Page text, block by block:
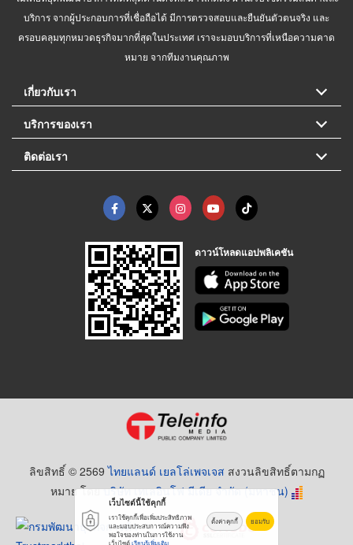
บริการ จากผู้ประกอบการที่เชื่อถือได้ มีการตรวจสอบและยืนยันตัวตนจริง และ
ครอบคลุมทุกหมวดธุรกิจมากที่สุดในประเทศ เราจะมอบบริการที่เหนือความคาด
หมาย จากทีมงานคุณภาพ
เกี่ยวกับเรา
บริการของเรา
ติดต่อเรา
ดาวน์โหลดแอปพลิเคชัน
ลิขสิทธิ์ © 2569ไทยแลนด์ เยลโล่เพจเจส สงวนลิขสิทธิ์ตามกฏ
หมาย โดยบริษัท เทเลอินโฟ มีเดีย จำกัด (มหาชน)
เว็บไซต์นี้ใช้คุกกี้
เราใช้คุกกี้เพื่อเพิ่มประสิทธิภาพ
และมอบประสบการณ์ความพึง
พอใจของท่านในการใช้งาน
เว็บไซต์เรียนรู้เพิ่มเติม
ตั้งค่าคุกกี้ ยอมรับ